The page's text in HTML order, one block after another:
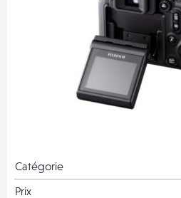
Catégorie
Prix